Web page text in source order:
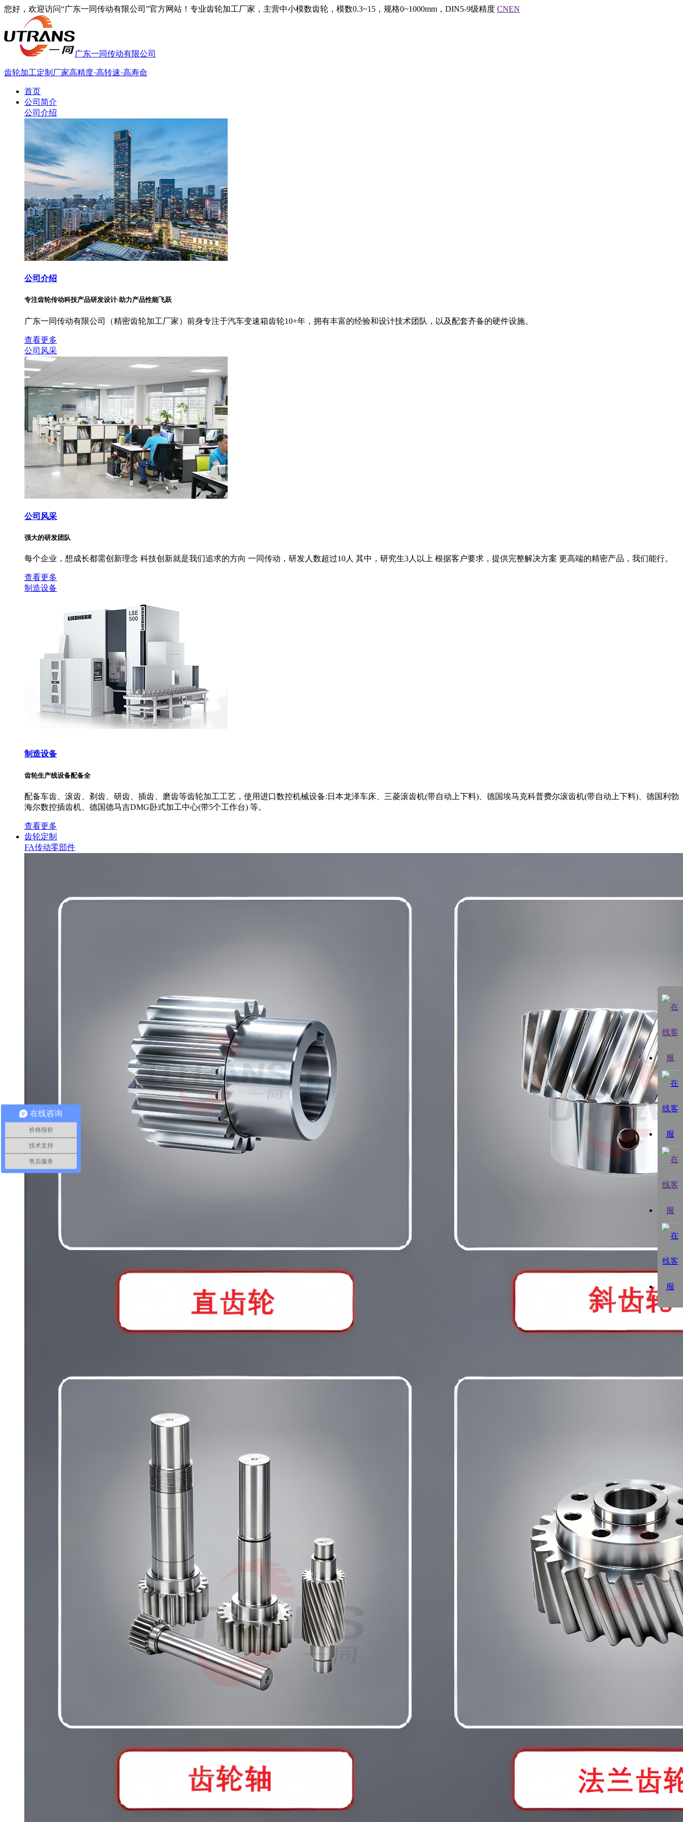
您好，欢迎访问“广东一同传动有限公司”官方网站！专业齿轮加工厂家，主营中小模数齿轮，模数0.3~15，规格0~1000mm，DIN5-9级精度 CNEN
广东一同传动有限公司
齿轮加工定制厂家高精度·高转速·高寿命
首页
公司简介
公司介绍
公司介绍
专注齿轮传动科技产品研发设计·助力产品性能飞跃
广东一同传动有限公司（精密齿轮加工厂家）前身专注于汽车变速箱齿轮10+年，拥有丰富的经验和设计技术团队，以及配套齐备的硬件设施。
查看更多
公司风采
公司风采
强大的研发团队
每个企业，想成长都需创新理念 科技创新就是我们追求的方向 一同传动，研发人数超过10人 其中，研究生3人以上 根据客户要求，提供完整解决方案 更高端的精密产品，我们能行。
查看更多
制造设备
制造设备
齿轮生产线设备配备全
配备车齿、滚齿、剃齿、研齿、插齿、磨齿等齿轮加工工艺，使用进口数控机械设备:日本龙泽车床、三菱滚齿机(带自动上下料)、德国埃马克科普费尔滚齿机(带自动上下料)、德国利勃
海尔数控插齿机、德国德马吉DMG卧式加工中心(带5个工作台) 等。
查看更多
齿轮定制
FA传动零部件
在线咨询
价格报价
技术支持
售后服务